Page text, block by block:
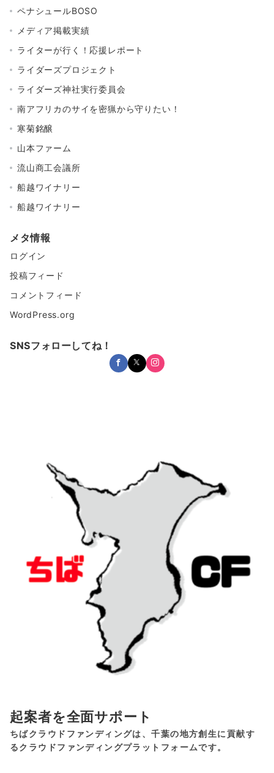
ペナシュールBOSO
メディア掲載実績
ライターが行く！応援レポート
ライダーズプロジェクト
ライダーズ神社実行委員会
南アフリカのサイを密猟から守りたい！
寒菊銘醸
山本ファーム
流山商工会議所
船越ワイナリー
船越ワイナリー
メタ情報
ログイン
投稿フィード
コメントフィード
WordPress.org
SNSフォローしてね！
起案者を全面サポート
ちばクラウドファンディングは、千葉の地方創生に貢献す
るクラウドファンディングプラットフォームです。